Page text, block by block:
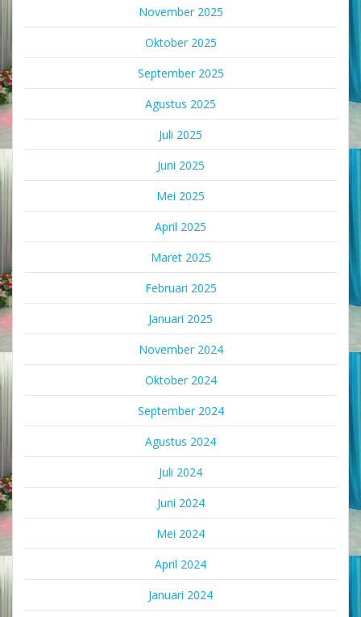
November 2025
Oktober 2025
September 2025
Agustus 2025
Juli 2025
Juni 2025
Mei 2025
April 2025
Maret 2025
Februari 2025
Januari 2025
November 2024
Oktober 2024
September 2024
Agustus 2024
Juli 2024
Juni 2024
Mei 2024
April 2024
Januari 2024